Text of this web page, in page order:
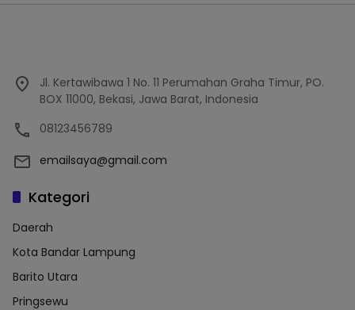
Jl. Kertawibawa 1 No. 11 Perumahan Graha Timur, PO.
BOX 11000, Bekasi, Jawa Barat, Indonesia
08123456789
emailsaya@gmail.com
Kategori
Daerah
Kota Bandar Lampung
Barito Utara
Pringsewu